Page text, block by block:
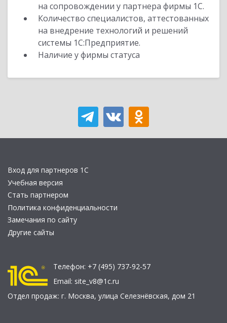
на сопровождении у партнера фирмы 1С.
Количество специалистов, аттестованных
на внедрение технологий и решений
системы 1С:Предприятие.
Наличие у фирмы статуса
Вход для партнеров 1С
Учебная версия
Стать партнером
Политика конфиденциальности
Замечания по сайту
Другие сайты
Телефон: +7 (495) 737-92-57
Email: site_v8@1c.ru
Отдел продаж: г. Москва, улица Селезнёвская, дом 21